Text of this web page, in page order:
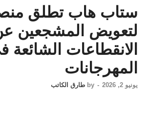
ستاب هاب تطلق
لتعويض المشجعين
الانقطاعات الشائعة
المهرجانات
يونيو 2, 2026 -
by طارق الكاتب